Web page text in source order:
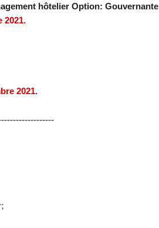
hôtelier Option: Gouvernante
2021.
2021.